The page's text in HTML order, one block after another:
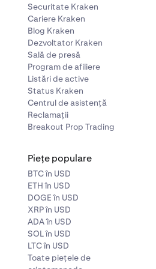
Securitate Kraken
Cariere Kraken
Blog Kraken
Dezvoltator Kraken
Sală de presă
Program de afiliere
Listări de active
Status Kraken
Centrul de asistență
Reclamații
Breakout Prop Trading
Piețe populare
BTC în USD
ETH în USD
DOGE în USD
XRP în USD
ADA în USD
SOL în USD
LTC în USD
Toate piețele de